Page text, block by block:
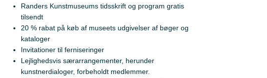
Randers Kunstmuseums tidsskrift og program gratis
tilsendt
20 % rabat på køb af museets udgivelser af bøger og
kataloger
Invitationer til ferniseringer
Lejlighedsvis særarrangementer, herunder
kunstnerdialoger, forbeholdt medlemmer.